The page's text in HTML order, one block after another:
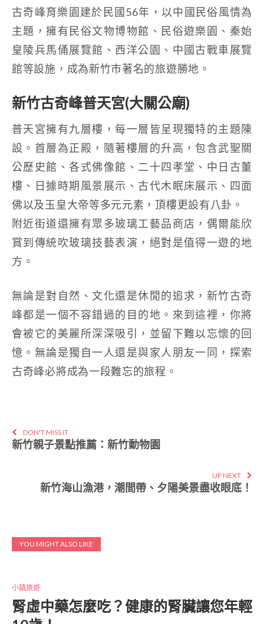
古奇峰育樂園建於民國56年，以中國民俗風情為
主題，擁有民俗文物博物館、民俗遊樂園、秦始
皇陵兵馬俑展覽館、西洋公園、中國古戰車展覽
館等設施，成為新竹市著名的旅遊勝地。
新竹古奇峰普天宮(大關公廟)
普天宮擁有九層樓，每一層皆呈現獨特的主題陳
設。首層為正殿，隨著樓層的升高，包含武聖關
公歷史館、各式佛像館、二十四孝堂、中日古董
樓、日據時期風景展示、古代木眠床展示、四面
佛以及玉皇大帝等多元元素，頂樓更設有八卦。
附近街道還擁有眾多玻璃工藝品商店，偶爾能欣
賞到傳統吹玻璃技藝表演，絕對是值得一遊的地
方。
無論是對自然、文化還是休閒的追求，新竹古奇
峰都是一個不容錯過的目的地。來到這裡，你將
會被它的美麗所深深吸引，並留下難以忘懷的回
憶。無論是獨自一人還是與家人朋友一同，探索
古奇峰必將成為一段難忘的旅程。
DON'T MISS IT
新竹親子景點推薦：新竹動物園
UP NEXT
新竹海山漁港，潮間帶、夕陽美景盡收眼底！
YOU MIGHT ALSO LIKE
小鎮旅遊
腎虛中藥怎麼吃？健康的腎臟讓您年輕